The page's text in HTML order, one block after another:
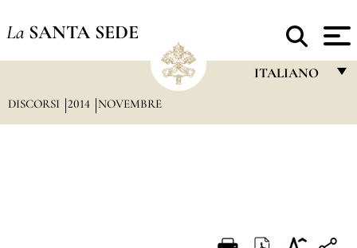
La SANTA SEDE
ITALIANO
DISCORSI 2014 NOVEMBRE